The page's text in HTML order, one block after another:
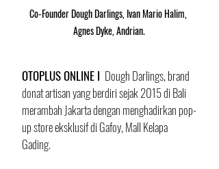
Co-Founder Dough Darlings, Ivan Mario Halim,
Agnes Dyke, Andrian.
OTOPLUS ONLINE I Dough Darlings, brand
donat artisan yang berdiri sejak 2015 di Bali
merambah Jakarta dengan menghadirkan pop-
up store eksklusif di Gafoy, Mall Kelapa
Gading.